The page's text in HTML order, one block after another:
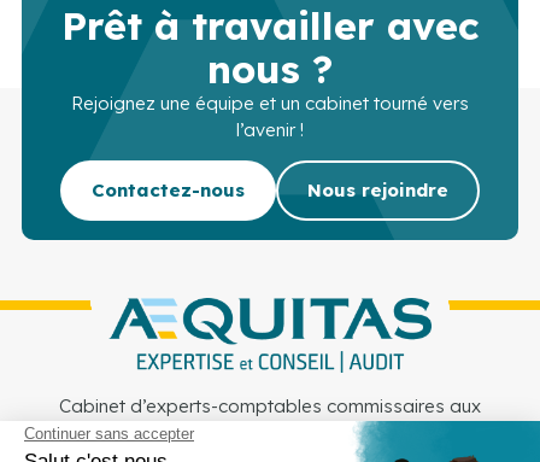
Prêt à travailler avec
nous ?
Rejoignez une équipe et un cabinet tourné vers
l’avenir !
Contactez-nous Nous rejoindre
Cabinet d’experts-comptables commissaires aux
comptes sur Lille, Lens et Douai